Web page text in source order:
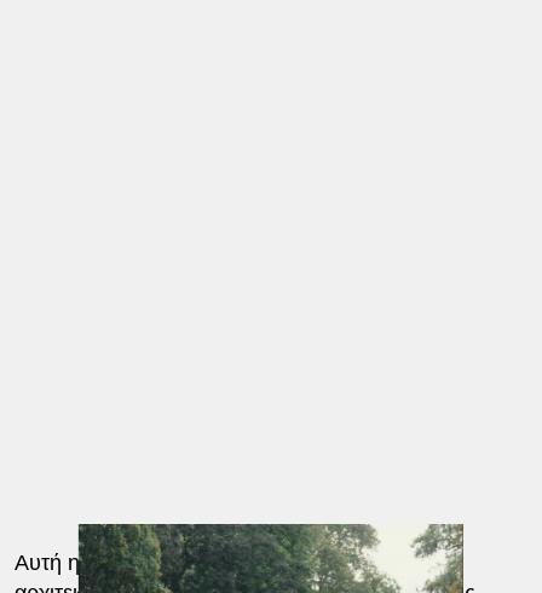
Αυτή η μυστήρια φιγούρα της ταινίας και της